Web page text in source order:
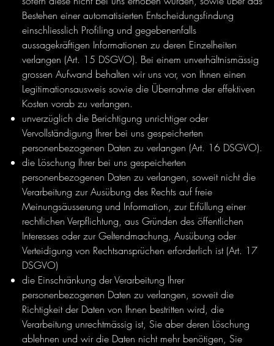
Bestehen einer automatisierten Entscheidungsfindung
einschliesslich Profiling und gegebenenfalls
aussagekräftigen Informationen zu deren Einzelheiten
verlangen (Art. 15 DSGVO). Bei einem unverhältnismässig
grossen Aufwand behalten wir uns vor, von Ihnen einen
Legitimationsausweis sowie die Übernahme der effektiven
Kosten vorab zu verlangen.
unverzüglich die Berichtigung unrichtiger oder
Vervollständigung Ihrer bei uns gespeicherten
personenbezogenen Daten zu verlangen (Art. 16 DSGVO).
die Löschung Ihrer bei uns gespeicherten
personenbezogenen Daten zu verlangen, soweit nicht die
Verarbeitung zur Ausübung des Rechts auf freie
Meinungsäusserung und Information, zur Erfüllung einer
rechtlichen Verpflichtung, aus Gründen des öffentlichen
Interesses oder zur Geltendmachung, Ausübung oder
Verteidigung von Rechtsansprüchen erforderlich ist (Art. 17
DSGVO)
die Einschränkung der Verarbeitung Ihrer
personenbezogenen Daten zu verlangen, soweit die
Richtigkeit der Daten von Ihnen bestritten wird, die
Verarbeitung unrechtmässig ist, Sie aber deren Löschung
ablehnen und wir die Daten nicht mehr benötigen, Sie